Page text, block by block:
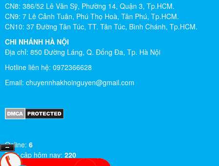
CN8: 386/52 Lê Văn Sỹ, Phường 14, Quận 3, Tp.HCM.
CN9: 7 Lê Cảnh Tuân, Phú Thọ Hoà, Tân Phú, Tp.HCM.
CN10: 37 Đường Tân Túc, TT. Tân Túc, Bình Chánh, Tp.HCM.
CHI NHÁNH HÀ NỘI
Địa chỉ: 850 Đường Láng, Q. Đống Đa, Tp. Hà Nội
Hotline liên hệ: 0972366628
Email: chuyennhakhoinguyen@gmail.com
Online: 6
Truy cập hôm nay: 220